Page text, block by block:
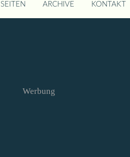
SEITEN ARCHIVE KONTAKT
Werbung